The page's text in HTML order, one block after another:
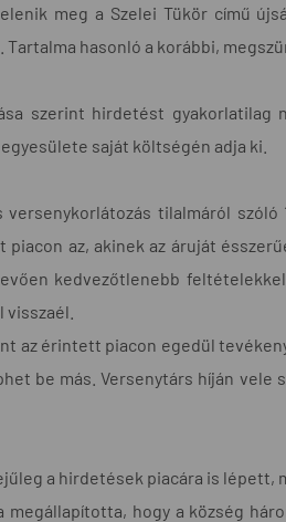
meg a Szelei Tükör című
hasonló a korábbi,
szerint hirdetést
saját költségén adja ki.
tilalmáról szóló
az, akinek az áruját
kedvezőtlenebb
az érintett piacon egedül
be más. Versenytárs híján vele
a hirdetések piacára is
hogy a község